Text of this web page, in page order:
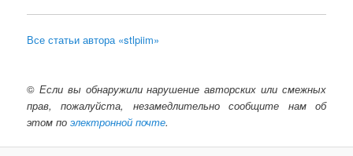
Все статьи автора «stlpiim»
© Если вы обнаружили нарушение авторских или смежных
прав, пожалуйста, незамедлительно сообщите нам об
этом поэлектронной почте.